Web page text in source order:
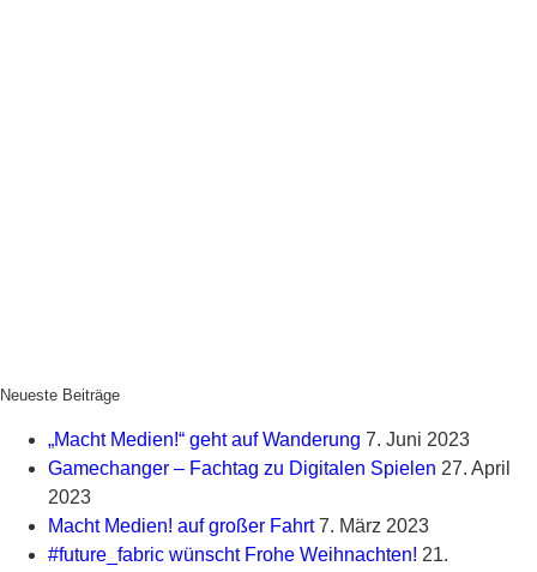
Neueste Beiträge
„Macht Medien!“ geht auf Wanderung 7. Juni 2023
Gamechanger – Fachtag zu Digitalen Spielen 27. April
2023
Macht Medien! auf großer Fahrt 7. März 2023
#future_fabric wünscht Frohe Weihnachten! 21.